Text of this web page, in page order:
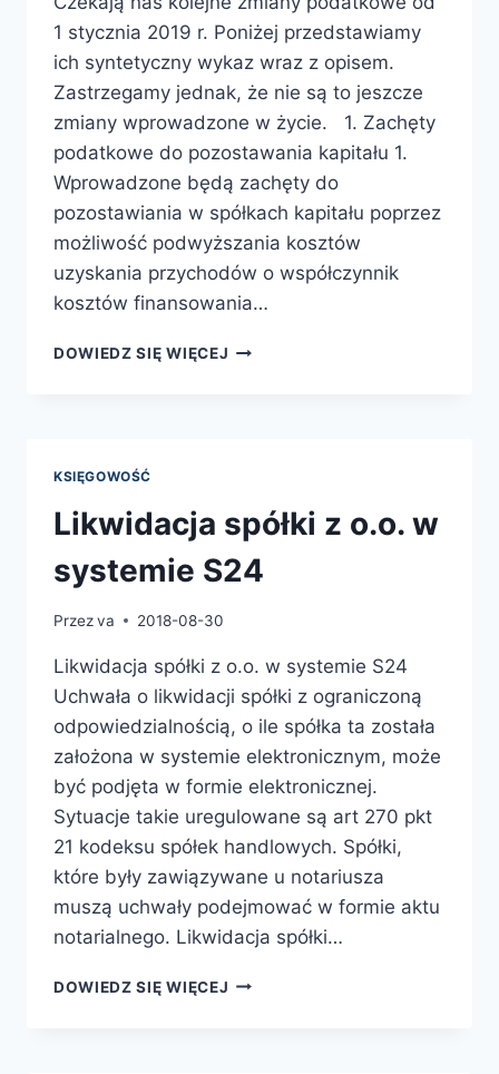
1 stycznia 2019 r. Poniżej przedstawiamy
ich syntetyczny wykaz wraz z opisem.
Zastrzegamy jednak, że nie są to jeszcze
zmiany wprowadzone w życie. 1. Zachęty
podatkowe do pozostawania kapitału 1.
Wprowadzone będą zachęty do
pozostawiania w spółkach kapitału poprzez
możliwość podwyższania kosztów
uzyskania przychodów o współczynnik
kosztów finansowania…
DOWIEDZ SIĘ WIĘCEJ ZMIANY
KSIĘGOWOŚĆ
Likwidacja spółki z o.o. w
systemie S24
Przezva 2018-08-30
Likwidacja spółki z o.o. w systemie S24
Uchwała o likwidacji spółki z ograniczoną
odpowiedzialnością, o ile spółka ta została
założona w systemie elektronicznym, może
być podjęta w formie elektronicznej.
Sytuacje takie uregulowane są art 270 pkt
21 kodeksu spółek handlowych. Spółki,
które były zawiązywane u notariusza
muszą uchwały podejmować w formie aktu
notarialnego. Likwidacja spółki…
DOWIEDZ SIĘ WIĘCEJ LIKWIDACJA